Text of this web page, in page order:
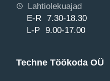
Lahtiolekuajad
E-R 7.30-18.30
L-P 9.00-17.00
Techne Töökoda OÜ